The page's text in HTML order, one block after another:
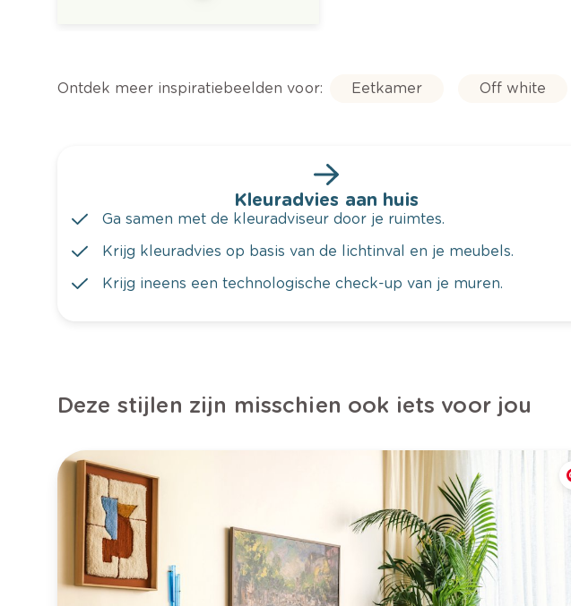
Ontdek meer inspiratiebeelden voor: Eetkamer Off white
Kleuradvies aan huis
Ga samen met de kleuradviseur door je ruimtes.
Krijg kleuradvies op basis van de lichtinval en je meubels.
Krijg ineens een technologische check-up van je muren.
Deze stijlen zijn misschien ook iets voor jou